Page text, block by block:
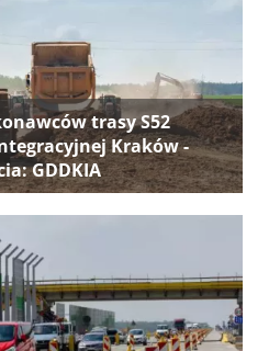
trasy S52
Kraków -
GDDKIA